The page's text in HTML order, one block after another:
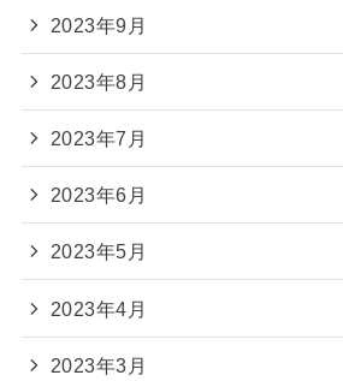
2023年9月
2023年8月
2023年7月
2023年6月
2023年5月
2023年4月
2023年3月